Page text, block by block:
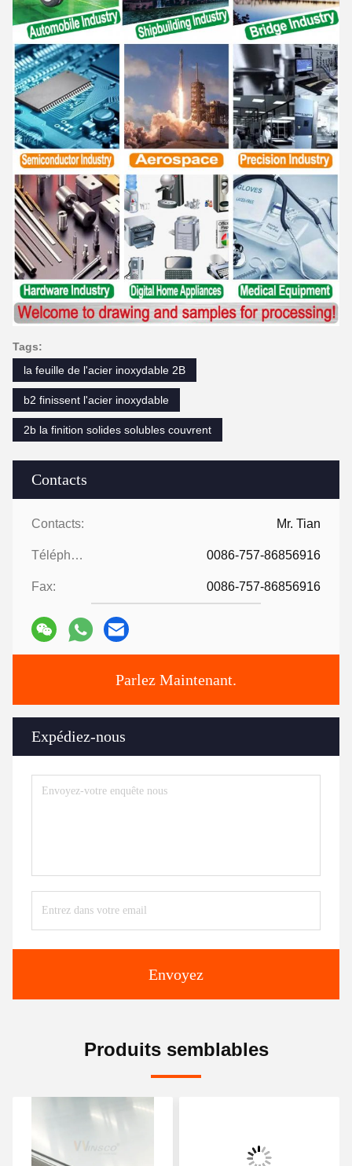
Contacts
Contacts: Mr. Tian
Téléphone: 0086-757-86856916
Fax: 0086-757-86856916
Parlez Maintenant.
Expédiez-nous
Envoyez
Tags:
la feuille de l'acier inoxydable 2B
b2 finissent l'acier inoxydable
2b la finition solides solubles couvrent
Produits semblables